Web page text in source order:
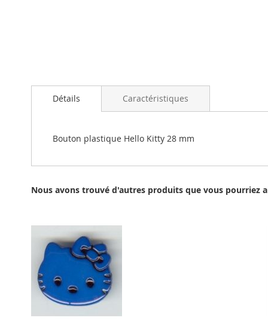
au
début
Galerie
Détails
Bouton plastique Hello Kitty 28 mm
Caractéristiques
Nous avons trouvé d'autres produits que vous pourriez